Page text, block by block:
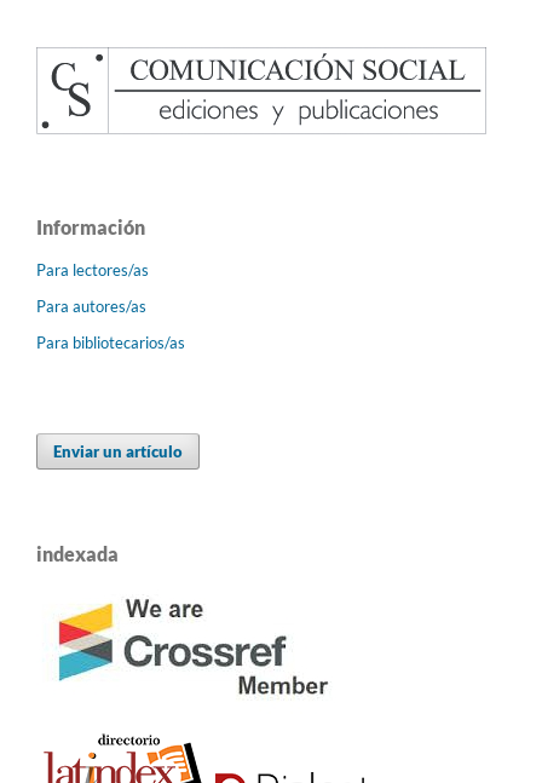
Información
Para lectores/as
Para autores/as
Para bibliotecarios/as
Enviar un artículo
indexada